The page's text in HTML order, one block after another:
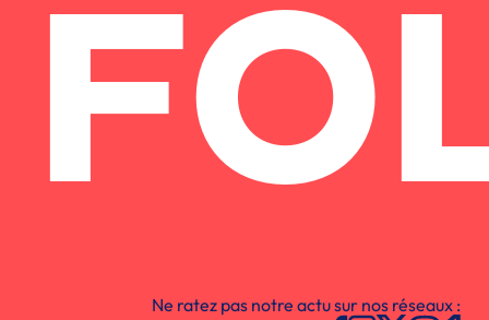
Ne ratez pas notre actu sur nos réseaux :